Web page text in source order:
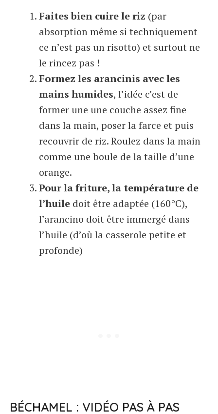
Faites bien cuire le riz (par
absorption même si techniquement
ce n’est pas un risotto) et surtout ne
le rincez pas !
Formez les arancinis avec les
mains humides, l’idée c’est de
former une une couche assez fine
dans la main, poser la farce et puis
recouvrir de riz. Roulez dans la main
comme une boule de la taille d’une
orange.
Pour la friture, la température de
l’huile doit être adaptée (160°C),
l’arancino doit être immergé dans
l’huile (d’où la casserole petite et
profonde)
BÉCHAMEL : VIDÉO PAS À PAS